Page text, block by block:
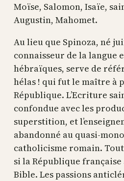
Moïse, Salomon, Isaïe,
Augustin, Mahomet.
Au lieu que Spinoza, né
connaisseur de la langue
hébraïques, serve de
hélas ! qui fut le maître à
République. L’Ecriture
confondue avec les
superstition, et
abandonné au quasi-
catholicisme romain. Tout
si la République
Bible. Les passions